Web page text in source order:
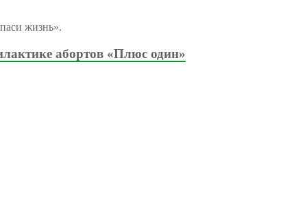
жизнь».
абортов «Плюс один»